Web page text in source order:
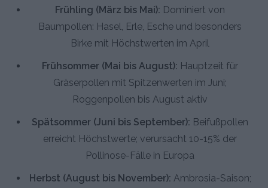
Frühling (März bis Mai): Dominiert von
Baumpollen: Hasel, Erle, Esche und besonders
Birke mit Höchstwerten im April
Frühsommer (Mai bis August): Hauptzeit für
Gräserpollen mit Spitzenwerten im Juni;
Roggenpollen bis August aktiv
Spätsommer (Juni bis September): Beifußpollen
erreicht Höchstwerte; verursacht 10-15% der
Pollinose-Fälle in Europa
Herbst (August bis November): Ambrosia-Saison;